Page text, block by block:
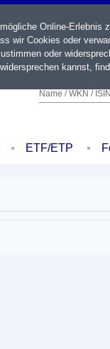
Name / WKN /
ETF/ETP
Online-
wir Cookies oder
oder
kannst,